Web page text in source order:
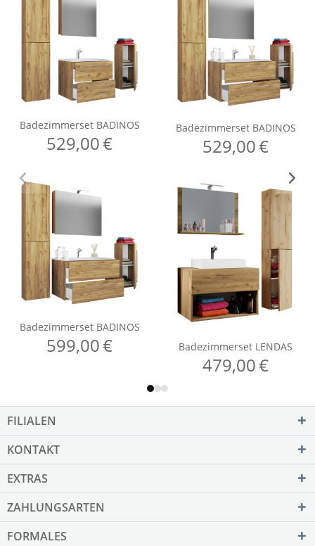
FILIALEN
KONTAKT
EXTRAS
ZAHLUNGSARTEN
FORMALES